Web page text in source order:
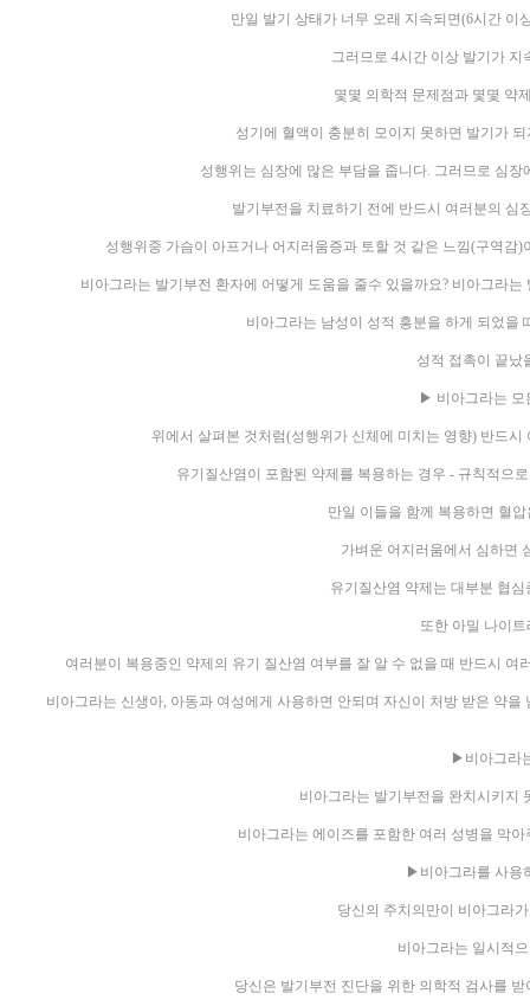
만일 발기 상태가 너무 오래 지속되면(6시간 이
그러므로 4시간 이상 발기가
몇몇 의학적 문제점과 몇몇 약
성기에 혈액이 충분히 모이지 못하면 발기가
성행위는 심장에 많은 부담을 줍니다. 그러므로 심
발기부전을 치료하기 전에 반드시 여러분의 심
성행위중 가슴이 아프거나 어지러움증과 토할 것 같은 느낌(구역
비아그라는 발기부전 환자에 어떻게 도움을 줄수 있을까요? 비아그라
비아그라는 남성이 성적 흥분을 하게 되었을
성적 접촉이 끝났
▶ 비아그라는 모
위에서 살펴본 것처럼(성행위가 신체에 미치는 영향) 반드
유기질산염이 포함된 약제를 복용하는 경우 - 규칙적으
만일 이들을 함께 복용하면 혈
가벼운 어지러움에서 심하면
유기질산염 약제는 대부분 협
또한 아밀 나이
여러분이 복용중인 약제의 유기 질산염 여부를 잘 알 수 없을 때 반드시
비아그라는 신생아, 아동과 여성에게 사용하면 안되며 자신이 처방 받은 약
▶비아그라
비아그라는 발기부전을 완치시키지
비아그라는 에이즈를 포함한 여러 성병을 막
▶비아그라를 사용
당신의 주치의만이 비아그라
비아그라는 일시적
당신은 발기부전 진단을 위한 의학적 검사를